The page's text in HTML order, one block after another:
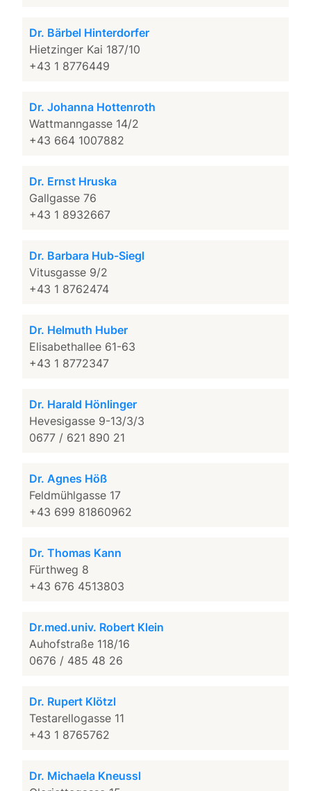
Dr. Bärbel Hinterdorfer
Hietzinger Kai 187/10
+43 1 8776449
Dr. Johanna Hottenroth
Wattmanngasse 14/2
+43 664 1007882
Dr. Ernst Hruska
Gallgasse 76
+43 1 8932667
Dr. Barbara Hub-Siegl
Vitusgasse 9/2
+43 1 8762474
Dr. Helmuth Huber
Elisabethallee 61-63
+43 1 8772347
Dr. Harald Hönlinger
Hevesigasse 9-13/3/3
0677 / 621 890 21
Dr. Agnes Höß
Feldmühlgasse 17
+43 699 81860962
Dr. Thomas Kann
Fürthweg 8
+43 676 4513803
Dr.med.univ. Robert Klein
Auhofstraße 118/16
0676 / 485 48 26
Dr. Rupert Klötzl
Testarellogasse 11
+43 1 8765762
Dr. Michaela Kneussl